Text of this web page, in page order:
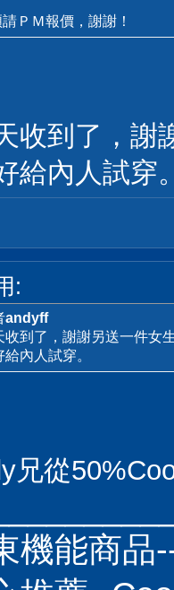
ＰＭ報價，謝謝！
收到了，謝
給內人試穿
:
andyff
收到了，謝謝另送一件女
給內人試穿。
兄從
機能商品